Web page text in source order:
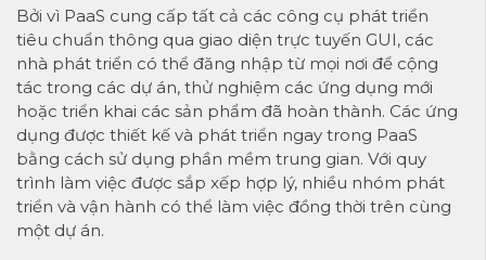
Bởi vì PaaS cung cấp tất cả các công cụ phát triển
tiêu chuẩn thông qua giao diện trực tuyến GUI, các
nhà phát triển có thể đăng nhập từ mọi nơi để cộng
tác trong các dự án, thử nghiệm các ứng dụng mới
hoặc triển khai các sản phẩm đã hoàn thành. Các ứng
dụng được thiết kế và phát triển ngay trong PaaS
bằng cách sử dụng phần mềm trung gian. Với quy
trình làm việc được sắp xếp hợp lý, nhiều nhóm phát
triển và vận hành có thể làm việc đồng thời trên cùng
một dự án.